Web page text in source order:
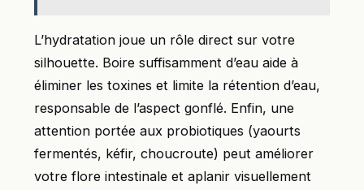
L’hydratation joue un rôle direct sur votre
silhouette. Boire suffisamment d’eau aide à
éliminer les toxines et limite la rétention d’eau,
responsable de l’aspect gonflé. Enfin, une
attention portée aux probiotiques (yaourts
fermentés, kéfir, choucroute) peut améliorer
votre flore intestinale et aplanir visuellement